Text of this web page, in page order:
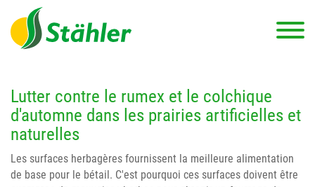
Lutter contre le rumex et le colchique
d'automne dans les prairies artificielles et
naturelles
Les surfaces herbagères fournissent la meilleure alimentation
de base pour le bétail. C'est pourquoi ces surfaces doivent être